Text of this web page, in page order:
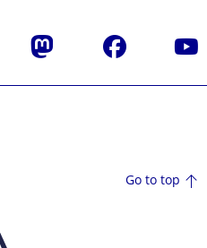
Mastodon Facebook
Go to top